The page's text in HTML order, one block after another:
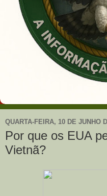
QUARTA-FEIRA, 10 DE JUNHO
Por que os EUA
Vietnã?